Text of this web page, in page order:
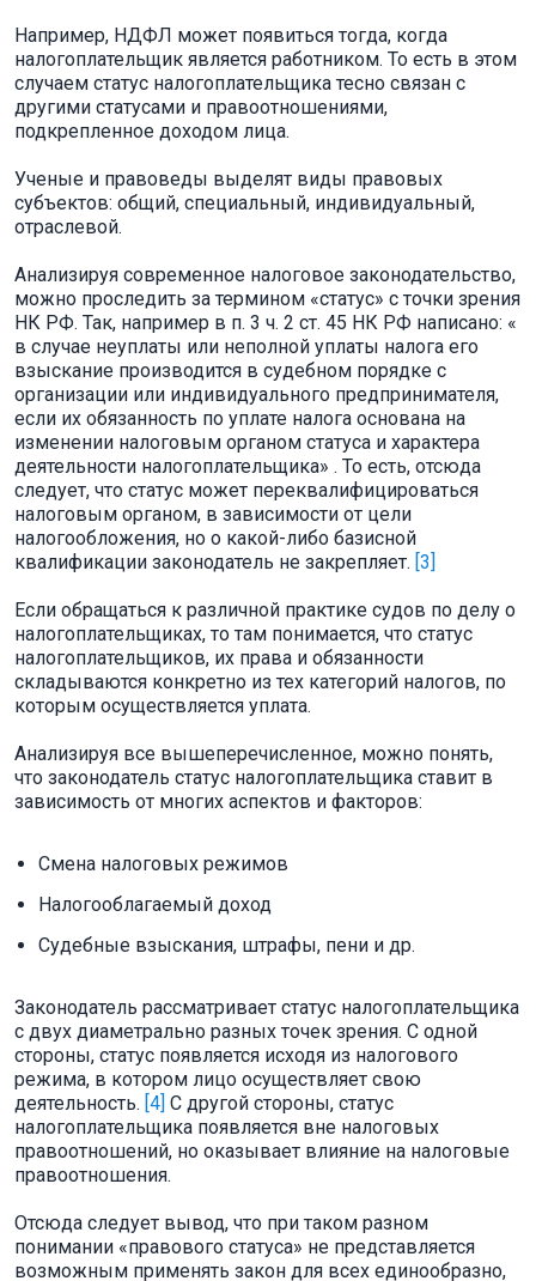
Например, НДФЛ может появиться тогда, когда
налогоплательщик является работником. То есть в этом
случаем статус налогоплательщика тесно связан с
другими статусами и правоотношениями,
подкрепленное доходом лица.
Ученые и правоведы выделят виды правовых
субъектов: общий, специальный, индивидуальный,
отраслевой.
Анализируя современное налоговое законодательство,
можно проследить за термином «статус» с точки зрения
НК РФ. Так, например в п. 3 ч. 2 ст. 45 НК РФ написано: «
в случае неуплаты или неполной уплаты налога его
взыскание производится в судебном порядке с
организации или индивидуального предпринимателя,
если их обязанность по уплате налога основана на
изменении налоговым органом статуса и характера
деятельности налогоплательщика» . То есть, отсюда
следует, что статус может переквалифицироваться
налоговым органом, в зависимости от цели
налогообложения, но о какой-либо базисной
квалификации законодатель не закрепляет. [3]
Если обращаться к различной практике судов по делу о
налогоплательщиках, то там понимается, что статус
налогоплательщиков, их права и обязанности
складываются конкретно из тех категорий налогов, по
которым осуществляется уплата.
Анализируя все вышеперечисленное, можно понять,
что законодатель статус налогоплательщика ставит в
зависимость от многих аспектов и факторов:
Смена налоговых режимов
Налогооблагаемый доход
Судебные взыскания, штрафы, пени и др.
Законодатель рассматривает статус налогоплательщика
с двух диаметрально разных точек зрения. С одной
стороны, статус появляется исходя из налогового
режима, в котором лицо осуществляет свою
деятельность. [4] С другой стороны, статус
налогоплательщика появляется вне налоговых
правоотношений, но оказывает влияние на налоговые
правоотношения.
Отсюда следует вывод, что при таком разном
понимании «правового статуса» не представляется
возможным применять закон для всех единообразно,